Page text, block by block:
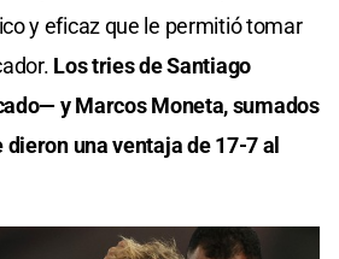
y eficaz que le permitió tomar
Los tries de Santiago
y Marcos Moneta, sumados
dieron una ventaja de 17-7 al